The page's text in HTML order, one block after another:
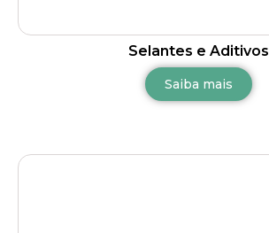
Selantes e Aditivos
Saiba mais